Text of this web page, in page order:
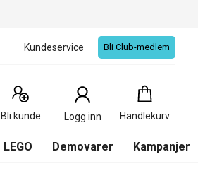
Kundeservice Bli Club-medlem
Bli kunde Logg inn Handlekurv
Handlekurv
0
Produkter
LEGO Demovarer Kampanjer